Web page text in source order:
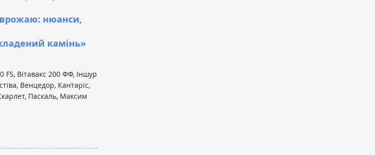
врожаю: нюанси,
камінь»
FS, Вітавакс 200 ФФ, Іншур
Венцедор, Кантаріс,
Паскаль, Максим